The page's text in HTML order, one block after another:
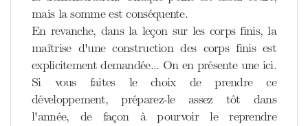
mais la somme est conséquente.
En revanche, dans la leçon sur les corps finis, la
maîtrise d'une construction des corps finis est
explicitement demandée... On en présente une ici.
Si vous faites le choix de prendre ce
développement, préparez-le assez tôt dans
l'année, de façon à pourvoir le reprendre